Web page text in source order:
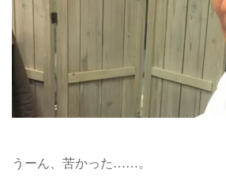
うーん、苦かった……。